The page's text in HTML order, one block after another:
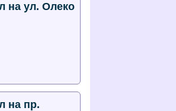
на ул. Олеко
на пр.